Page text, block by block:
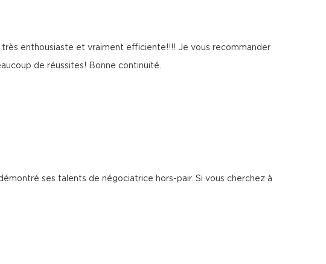
enthousiaste et vraiment efficiente!!!! Je vous recommander
de réussites! Bonne continuité.
ses talents de négociatrice hors-pair. Si vous cherchez à